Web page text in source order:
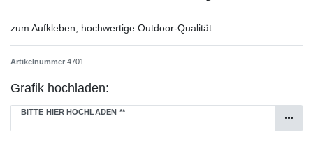
zum Aufkleben, hochwertige Outdoor-Qualität
Artikelnummer 4701
Grafik hochladen:
BITTE HIER HOCHLADEN **